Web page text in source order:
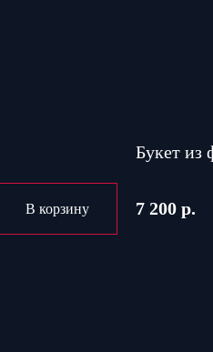
В корзину
Букет из
7 200 р.